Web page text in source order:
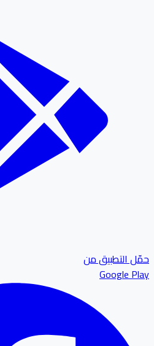
التطبيق من
Google